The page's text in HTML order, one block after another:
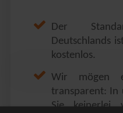
Der
Deutschlands
kostenlos.
Wir mögen
transparent: In
Sie keinerlei